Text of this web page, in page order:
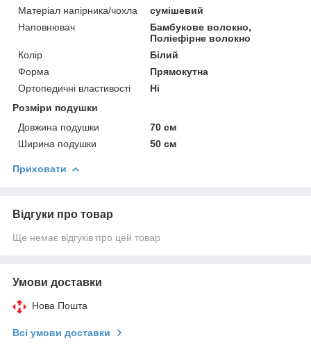
Матеріал напірника/чохла
сумішевий
Наповнювач
Бамбукове волокно,
Поліефірне волокно
Колір
Білий
Форма
Прямокутна
Ортопедичні властивості
Ні
Розміри подушки
Довжина подушки
70 см
Ширина подушки
50 см
Приховати
Відгуки про товар
Ще немає відгуків про цей товар
Умови доставки
Нова Пошта
Всі умови доставки